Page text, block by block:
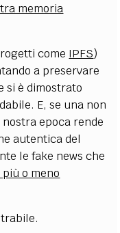
memoria
come IPFS)
a preservare
si è dimostrato
E, se una non
epoca rende
autentica del
le fake news che
o meno